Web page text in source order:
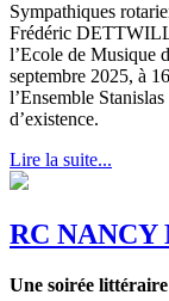
Sympathiques
Frédéric
l’Ecole de Musique
septembre 2025, à
l’Ensemble
d’existence.
Lire la suite...
RC
Une soirée